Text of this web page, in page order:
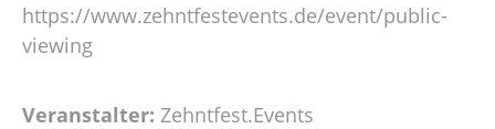
https://www.zehntfestevents.de/event/public-
viewing
Veranstalter: Zehntfest.Events